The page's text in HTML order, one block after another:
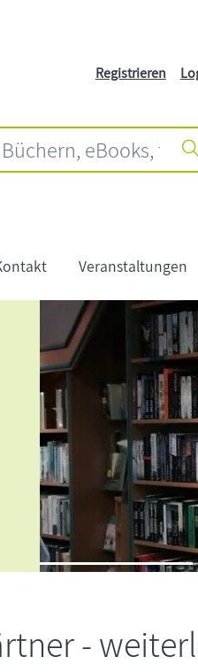
Registrieren
Veranstaltungen
-